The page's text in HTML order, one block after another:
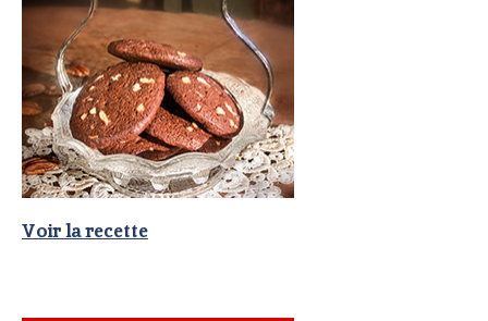
Voir la recette